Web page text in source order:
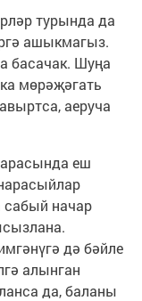
турында да
ашыкмагыз.
басачак. Шуңа
мөрәҗәгать
аеруча
еш
начар
дә бәйле
алынган
да, баланы